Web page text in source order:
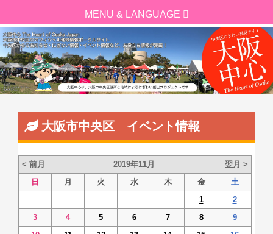
大阪市中央区 イベント情報
< 前月 2019年11月
翌月 >
日
月 火 水 木 金
土
1
2
3
4 5 6 7 8
9